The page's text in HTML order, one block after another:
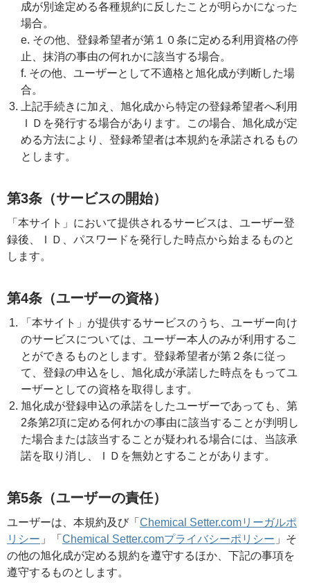
成が別途定める各種規約に反したことが明らかになった
場合。
e. その他、登録希望者が第１０条に定める利用資格の停
止、抹消の事由の何れかに該当する場合。
f. その他、ユーザーとして不適格と旭化成が判断した場
合。
上記手続きに加え、旭化成から特定の登録希望者へ利用
ＩＤを発行する場合があります。この場合、旭化成が定
める方法により、登録希望者は本規約を承諾されるもの
とします。
第3条（サービスの開始）
「本サイト」において提供されるサービスは、ユーザー登
録後、ＩＤ、パスワードを発行した時点から始まるものと
します。
第4条（ユーザーの資格）
「本サイト」が提供するサービスのうち、ユーザー向け
のサービスについては、ユーザー本人のみが利用するこ
とができるものとします。登録希望者が第２条に従っ
て、登録の申込をし、旭化成が承諾した時点をもってユ
ーザーとしての資格を取得します。
旭化成が登録申込の承諾をしたユーザーであっても、第
2条第2項に定める何れかの事由に該当することが判明し
た場合または該当することが疑われる場合には、当該承
諾を取り消し、ＩＤを無効とすることがあります。
第5条（ユーザーの責任）
ユーザーは、本規約及び「 Chemical Setter.comリーガルポ
リシー 」「 Chemical Setter.comプライバシーポリシー 」そ
の他の旭化成が定める規約を遵守するほか、下記の事項を
遵守するものとします。